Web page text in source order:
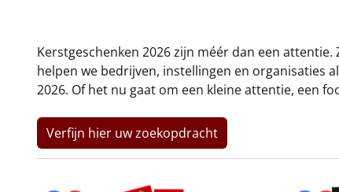
Kerstgeschenken 2026 zijn méér dan een
helpen we bedrijven, instellingen en organisaties
2026. Of het nu gaat om een kleine attentie, een
Verfijn hier uw zoekopdracht